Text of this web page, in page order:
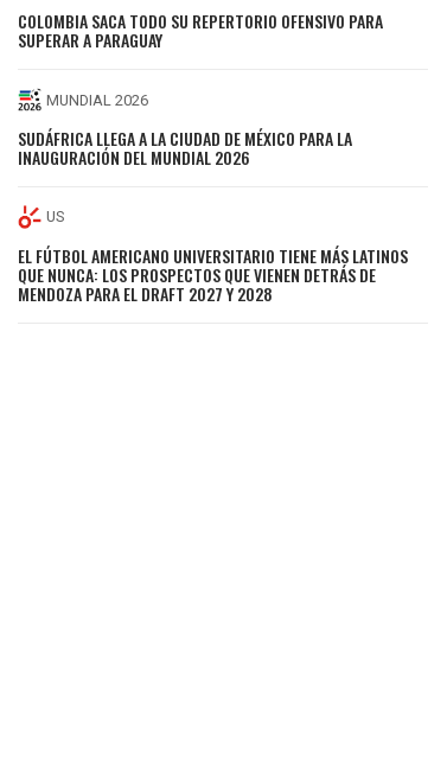
COLOMBIA SACA TODO SU REPERTORIO OFENSIVO PARA
SUPERAR A PARAGUAY
MUNDIAL 2026
SUDÁFRICA LLEGA A LA CIUDAD DE MÉXICO PARA LA
INAUGURACIÓN DEL MUNDIAL 2026
US
EL FÚTBOL AMERICANO UNIVERSITARIO TIENE MÁS LATINOS
QUE NUNCA: LOS PROSPECTOS QUE VIENEN DETRÁS DE
MENDOZA PARA EL DRAFT 2027 Y 2028